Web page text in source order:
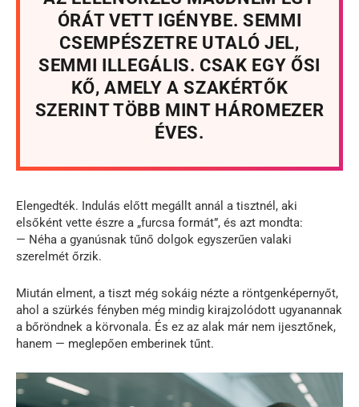
ÓRÁT VETT IGÉNYBE. SEMMI
CSEMPÉSZETRE UTALÓ JEL,
SEMMI ILLEGÁLIS. CSAK EGY ŐSI
KŐ, AMELY A SZAKÉRTŐK
SZERINT TÖBB MINT HÁROMEZER
ÉVES.
Elengedték. Indulás előtt megállt annál a tisztnél, aki
elsőként vette észre a „furcsa formát”, és azt mondta:
— Néha a gyanúsnak tűnő dolgok egyszerűen valaki
szerelmét őrzik.
Miután elment, a tiszt még sokáig nézte a röntgenképernyőt,
ahol a szürkés fényben még mindig kirajzolódott ugyanannak
a bőröndnek a körvonala. És ez az alak már nem ijesztőnek,
hanem — meglepően emberinek tűnt.